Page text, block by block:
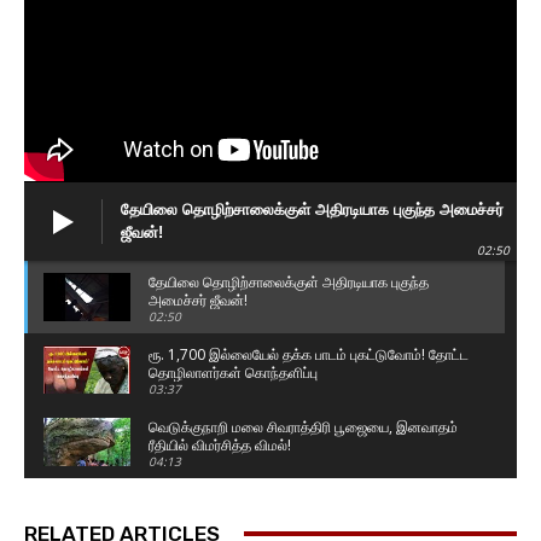
தேயிலை தொழிற்சாலைக்குள் அதிரடியாக புகுந்த அமைச்சர்
ஜீவன்!
02:50
தேயிலை தொழிற்சாலைக்குள் அதிரடியாக புகுந்த
அமைச்சர் ஜீவன்!
02:50
ரூ. 1,700 இல்லையேல் தக்க பாடம் புகட்டுவோம்! தோட்ட
தொழிலாளர்கள் கொந்தளிப்பு
03:37
வெடுக்குநாறி மலை சிவராத்திரி பூஜையை, இனவாதம்
ரீதியில் விமர்சித்த விமல்!
04:13
சாணக்கியன்
07:58
RELATED ARTICLES